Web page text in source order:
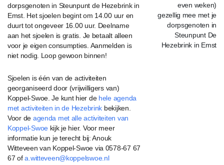
dorpsgenoten in Steunpunt de Hezebrink in
Emst. Het sjoelen begint om 14.00 uur en
duurt tot ongeveer 16.00 uur. Deelname
aan het sjoelen is gratis. Je betaalt alleen
voor je eigen consumpties. Aanmelden is
niet nodig. Loop gewoon binnen!
Sjoelen is één van de activiteiten
georganiseerd door (vrijwilligers van)
Koppel-Swoe. Je kunt hier de hele agenda
met activiteiten in de Hezebrink bekijken.
Voor de agenda met alle activiteiten van
Koppel-Swoekijk je hier. Voor meer
informatie kun je terecht bij: Anouk
Witteveenvan Koppel-Swoe via 0578-67 67
67 ofa.witteveen@koppelswoe.nl